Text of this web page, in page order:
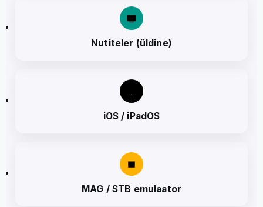
Nutiteler (üldine)
iOS / iPadOS
MAG / STB emulaator